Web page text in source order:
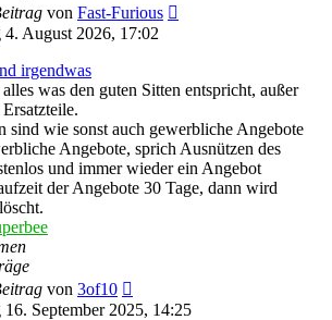
von Fast-Furious
4. August 2026, 17:02
irgendwas
was den guten Sitten entspricht, außer
sind wie sonst auch gewerbliche Angebote
Angebote, sprich Ausnützen des
und immer wieder ein Angebot
der Angebote 30 Tage, dann wird
von 3of10
Beitrag
16. September 2025, 14:25